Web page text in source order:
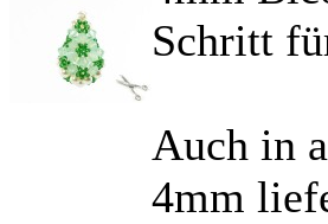
Schritt
Auch in
4mm